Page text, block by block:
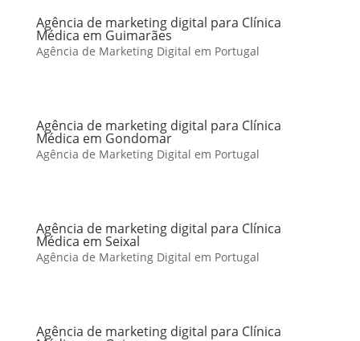
Agência de marketing digital para Clínica
Médica em Guimarães
Agência de Marketing Digital em Portugal
Agência de marketing digital para Clínica
Médica em Gondomar
Agência de Marketing Digital em Portugal
Agência de marketing digital para Clínica
Médica em Seixal
Agência de Marketing Digital em Portugal
Agência de marketing digital para Clínica